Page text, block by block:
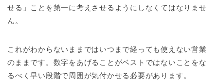
せる」ことを第一に考えさせるようにしなくてはなりませ
ん。
これがわからないままではいつまで経っても使えない営業
のままです。数字をあげることがベストではないことをな
るべく早い段階で周囲が気付かせる必要があります。